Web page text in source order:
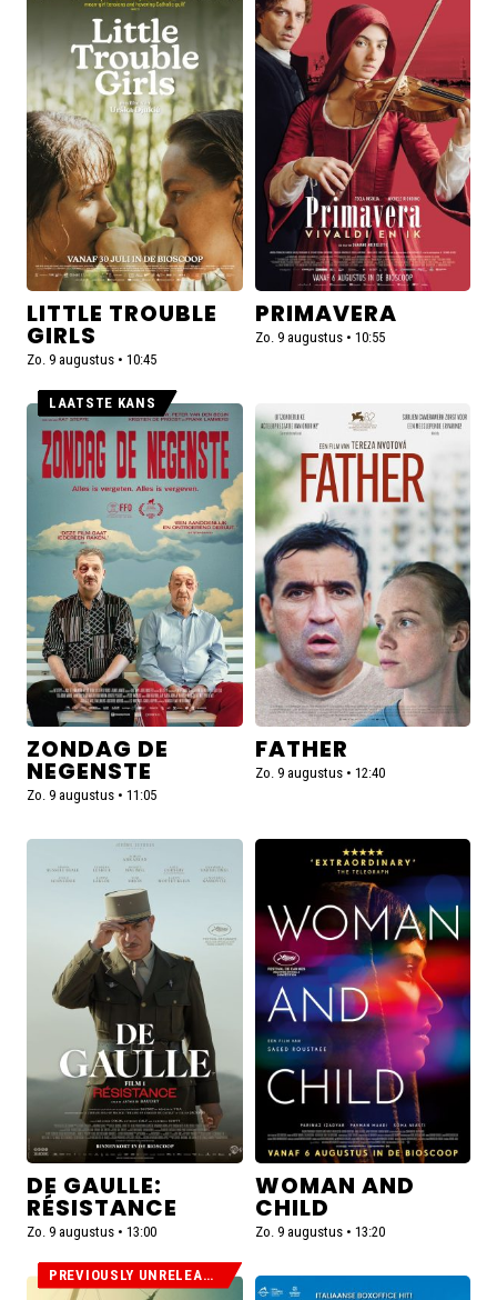
meer
Little
Trouble
Girls
LITTLE TROUBLE
GIRLS
Zo. 9 augustus • 10:45
meer
over
Primavera
PRIMAVERA
Zo. 9 augustus • 10:55
Lees
meer
over
Zondag
negenste
LAATSTE KANS
ZONDAG DE
NEGENSTE
Zo. 9 augustus • 11:05
Lees
meer
over
Father
FATHER
Zo. 9 augustus • 12:40
meer
Gaulle:
Résistance
DE GAULLE:
RÉSISTANCE
Zo. 9 augustus • 13:00
over
Woman
and
Child
WOMAN AND
CHILD
Zo. 9 augustus • 13:20
Lees
PREVIOUSLY UNRELEASED
Lees